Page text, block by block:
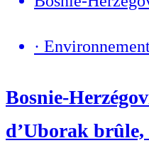
·
Bosnie-
d’Uborak brûle,